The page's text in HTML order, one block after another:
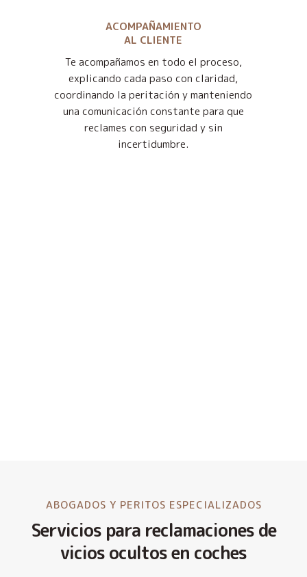
ACOMPAÑAMIENTO
AL CLIENTE
Te acompañamos en todo el proceso,
explicando cada paso con claridad,
coordinando la peritación y manteniendo
una comunicación constante para que
reclames con seguridad y sin
incertidumbre.
ABOGADOS Y PERITOS ESPECIALIZADOS
Servicios para reclamaciones de
vicios ocultos en coches